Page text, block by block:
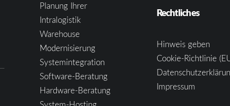
Planung Ihrer
Intralogistik
Warehouse
Modernisierung
Systemintegration
Software-Beratung
Hardware-Beratung
Rechtliches
Hinweis geben
Cookie-Richtlinie
Impressum